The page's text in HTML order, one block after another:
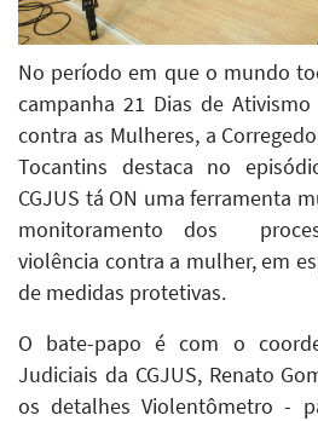
No período em que o mundo
campanha 21 Dias de
contra as Mulheres, a
Tocantins destaca no
CGJUS tá ON uma ferramenta
monitoramento dos
violência contra a mulher, em
de medidas protetivas.
O bate-papo é com o
Judiciais da CGJUS, Renato
os detalhes Violentômetro -